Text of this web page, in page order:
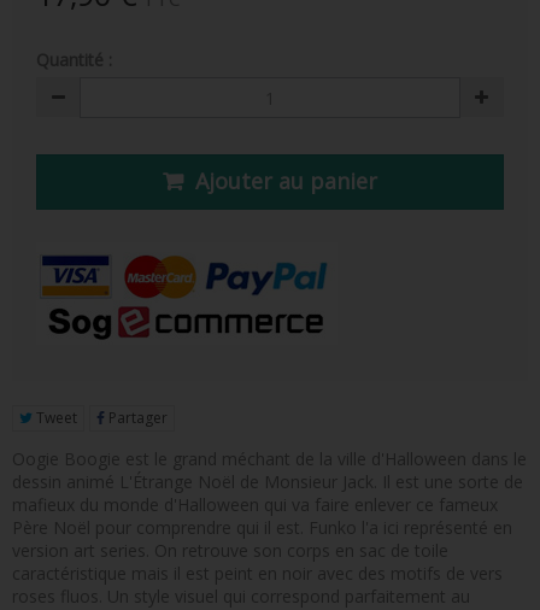
POP PROTECTION
PORTE-CLÉS POCKET POP
FUNKO VINYL SODA
LOUNGEFLY
Ajouter au panier
Tweet Partager
Oogie Boogie est le grand méchant de la ville d'Halloween dans le
dessin animé L'Étrange Noël de Monsieur Jack. Il est une sorte de
mafieux du monde d'Halloween qui va faire enlever ce fameux
Père Noël pour comprendre qui il est. Funko l'a ici représenté en
version art series. On retrouve son corps en sac de toile
caractéristique mais il est peint en noir avec des motifs de vers
roses fluos. Un style visuel qui correspond parfaitement au